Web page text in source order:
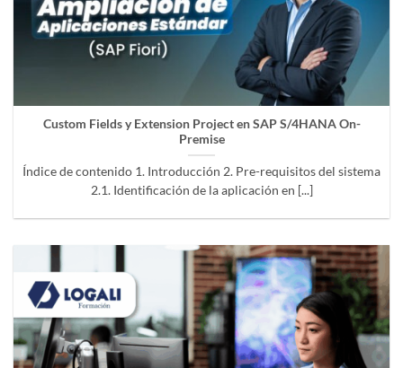
Custom Fields y Extension Project en SAP S/4HANA On-
Premise
Índice de contenido 1. Introducción 2. Pre-requisitos del sistema
2.1. Identificación de la aplicación en [...]